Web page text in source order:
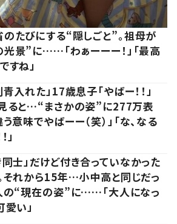
たびにする“隠しごと”。祖母が
景”に……「わぁーーー！」「最高
すね」
青入れた」17歳息子「やばー！！」
ると…“まさかの姿”に277万表
意味でやばーー（笑）」「な、なる
」
同士」だけど付き合っていなかった
それから15年…小中高と同じだっ
の“現在の姿”に……「大人になっ
愛い」